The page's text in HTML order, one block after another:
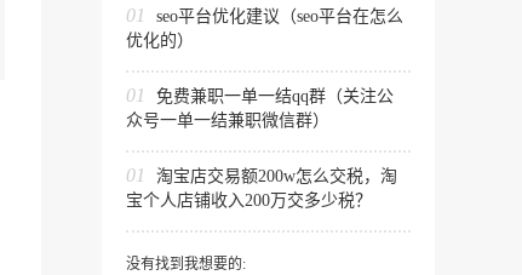
01
seo平台优化建议（seo平台在怎么
优化的）
01
免费兼职一单一结qq群（关注公
众号一单一结兼职微信群）
01
淘宝店交易额200w怎么交税，淘
宝个人店铺收入200万交多少税？
没有找到我想要的: